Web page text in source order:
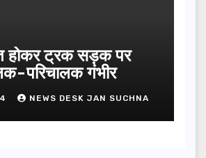
होकर ट्रक सड़क पर
परिचालक गंभीर
NEWS DESK JAN SUCHNA